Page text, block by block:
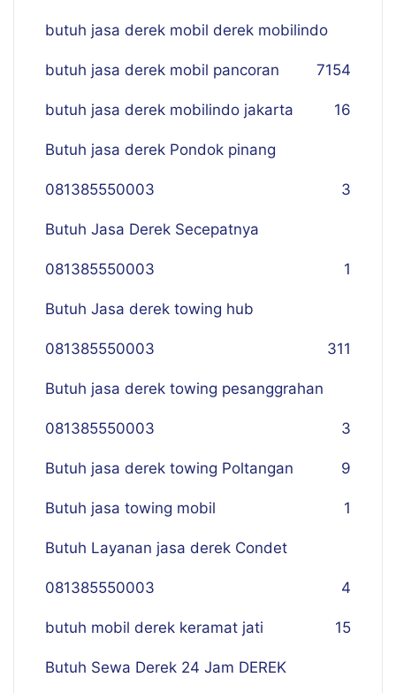
butuh jasa derek mobil derek mobilindo
154
butuh jasa derek mobil pancoran 7
butuh jasa derek mobilindo jakarta 16
Butuh jasa derek Pondok pinang
081385550003 3
Butuh Jasa Derek Secepatnya
081385550003 1
Butuh Jasa derek towing hub
081385550003 311
Butuh jasa derek towing pesanggrahan
081385550003 3
Butuh jasa derek towing Poltangan 9
Butuh jasa towing mobil 1
Butuh Layanan jasa derek Condet
081385550003 4
butuh mobil derek keramat jati 15
Butuh Sewa Derek 24 Jam DEREK